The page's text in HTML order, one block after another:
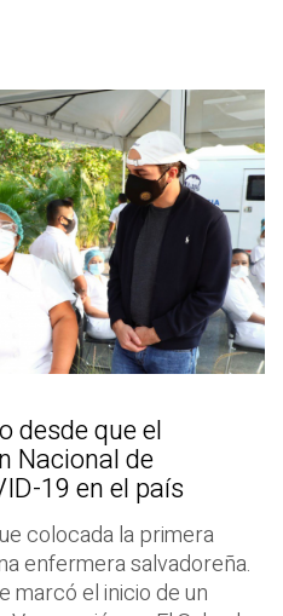
desde que el
Nacional de
19 en el país
colocada la primera
enfermera salvadoreña.
marcó el inicio de un